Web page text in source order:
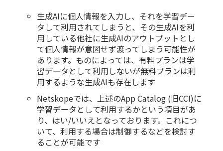
生成AIに個人情報を入力し、それを学習デー
タして利用されてしまうと、その生成AIを利
用している他社に生成AIのアウトプットとし
て個人情報が意図せず渡ってしまう可能性が
あります。ものによっては、有料プランは学
習データとして利用しないが無料プランは利
用するような生成AIも存在します
Netskopeでは、上述のApp Catalog (旧CCI)に
学習データとして利用するかという項目があ
り、はい/いいえとなっております。これにつ
いて、利用する場合は制御するなどを検討す
ることが可能です